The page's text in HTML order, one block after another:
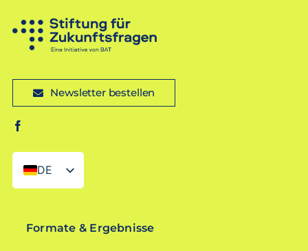
Newsletter bestellen
DE
EN
Formate & Ergebnisse